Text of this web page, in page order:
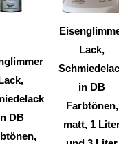
DB
mehrere
Varianten
Die
Optionen
können
Lack,
in DB
Farbtönen,
matt, 1